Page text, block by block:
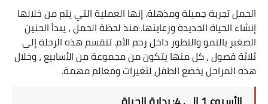
حاسبة الحمل والولادة
مراحل الحمل
صحة الحامل
الحمل تجربة جميلة ومذهلة. إنها العملية التي يتم من خلالها
إنشاء الحياة الجديدة ورعايتها. منذ لحظة الحمل ، يبدأ الجنين
الصغير بالنمو والتطور داخل رحم الأم. تنقسم هذه الرحلة إلى
ثلاثة فصول ، كل منها يتكون من مجموعة من الأسابيع ، وخلال
هذه المراحل يخضع الطفل لتغيرات ومعالم مهمة.